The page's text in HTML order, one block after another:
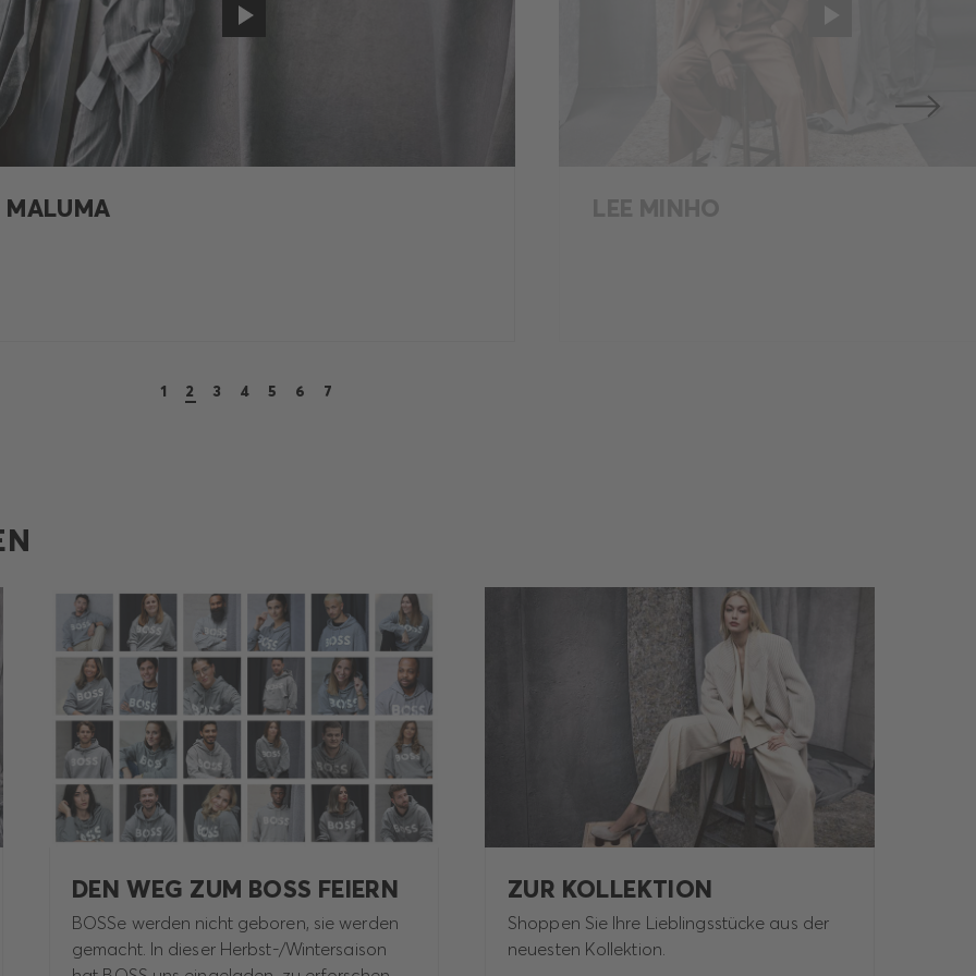
LEE MINHO
Next
1 2 3 4 5 6 7
DEN WEG ZUM BOSS FEIERN
BOSSe werden nicht geboren, sie werden
gemacht. In dieser Herbst-/Wintersaison
ZUR KOLLEKTION
Shoppen Sie Ihre Lieblingsstücke aus der
neuesten Kollektion.